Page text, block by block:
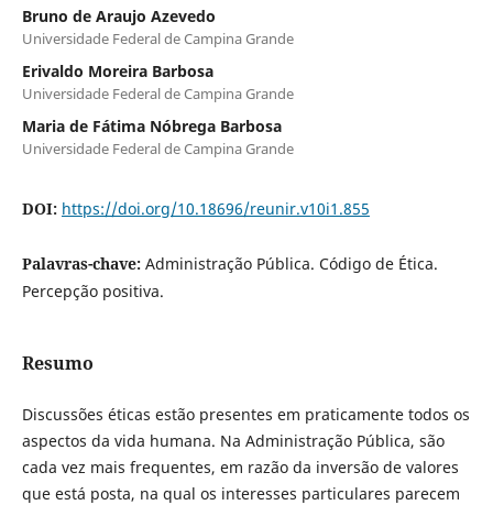
Bruno de Araujo Azevedo
Universidade Federal de Campina Grande
Erivaldo Moreira Barbosa
Universidade Federal de Campina Grande
Maria de Fátima Nóbrega Barbosa
Universidade Federal de Campina Grande
DOI: https://doi.org/10.18696/reunir.v10i1.855
Palavras-chave: Administração Pública. Código de Ética.
Percepção positiva.
Resumo
Discussões éticas estão presentes em praticamente todos os
aspectos da vida humana. Na Administração Pública, são
cada vez mais frequentes, em razão da inversão de valores
que está posta, na qual os interesses particulares parecem